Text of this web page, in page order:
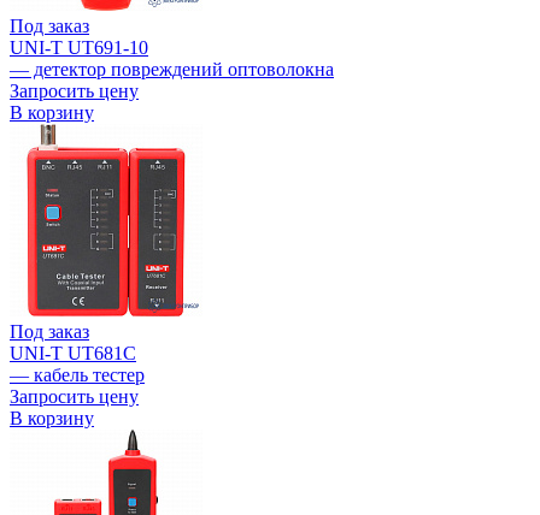
Под заказ
UNI-T UT691-10
— детектор повреждений оптоволокна
Запросить цену
В корзину
Под заказ
UNI-T UT681C
— кабель тестер
Запросить цену
В корзину